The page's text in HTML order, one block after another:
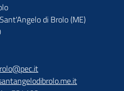
di Brolo (ME)